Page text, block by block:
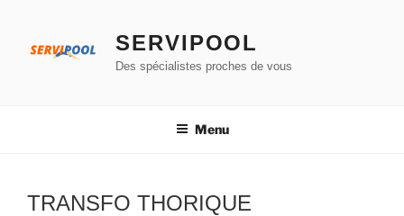
contenu
SERVIPOOL
Des spécialistes proches de vous
Menu
TRANSFO THORIQUE